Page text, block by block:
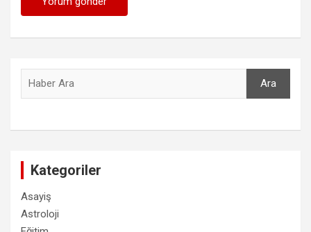
Ara
Kategoriler
Asayiş
Astroloji